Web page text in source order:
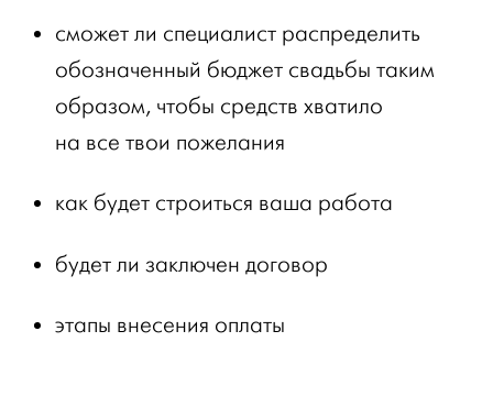
сможет ли специалист распределить
обозначенный бюджет свадьбы таким
образом, чтобы средств хватило
на все твои пожелания
как будет строиться ваша работа
будет ли заключен договор
этапы внесения оплаты